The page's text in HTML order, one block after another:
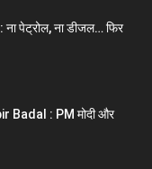
पेट्रोल, ना डीजल… फिर
Badal : PM मोदी और